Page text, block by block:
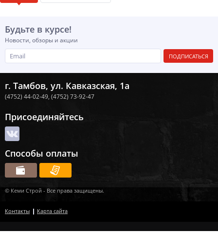
Будьте в курсе!
Новости, обзоры и акции
ПОДПИСАТЬСЯ
г. Тамбов, ул. Кавказская, 1а
(4752) 44-02-49, (4752) 73-92-47
Присоединяйтесь
Способы оплаты
© Кеми Строй - Все права защищены.
Контакты Карта сайта